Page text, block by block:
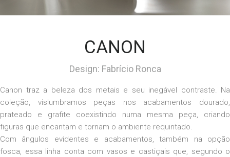
CANON
Design: Fabrício Ronca
Canon traz a beleza dos metais e seu inegável contraste. Na
coleção, vislumbramos peças nos acabamentos dourado,
prateado e grafite coexistindo numa mesma peça, criando
figuras que encantam e tornam o ambiente requintado.
Com ângulos evidentes e acabamentos, também na opção
fosca, essa linha conta com vasos e castiçais que, segundo o